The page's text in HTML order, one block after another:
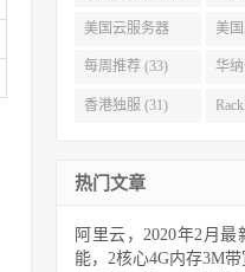
(37)
美国云服务器
(34)
美
每周推荐 (33) 华
香港独服 (31)
热门文章
阿里云，2020年2月最
能，2核心4G内存3M